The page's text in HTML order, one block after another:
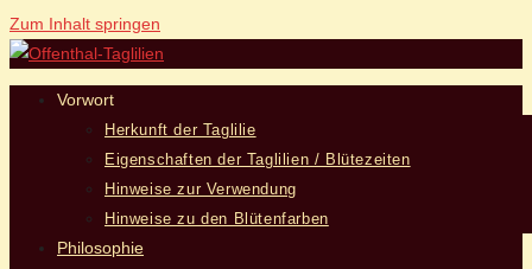
Zum Inhalt springen
Vorwort
Herkunft der Taglilie
Eigenschaften der Taglilien / Blütezeiten
Hinweise zur Verwendung
Hinweise zu den Blütenfarben
Philosophie